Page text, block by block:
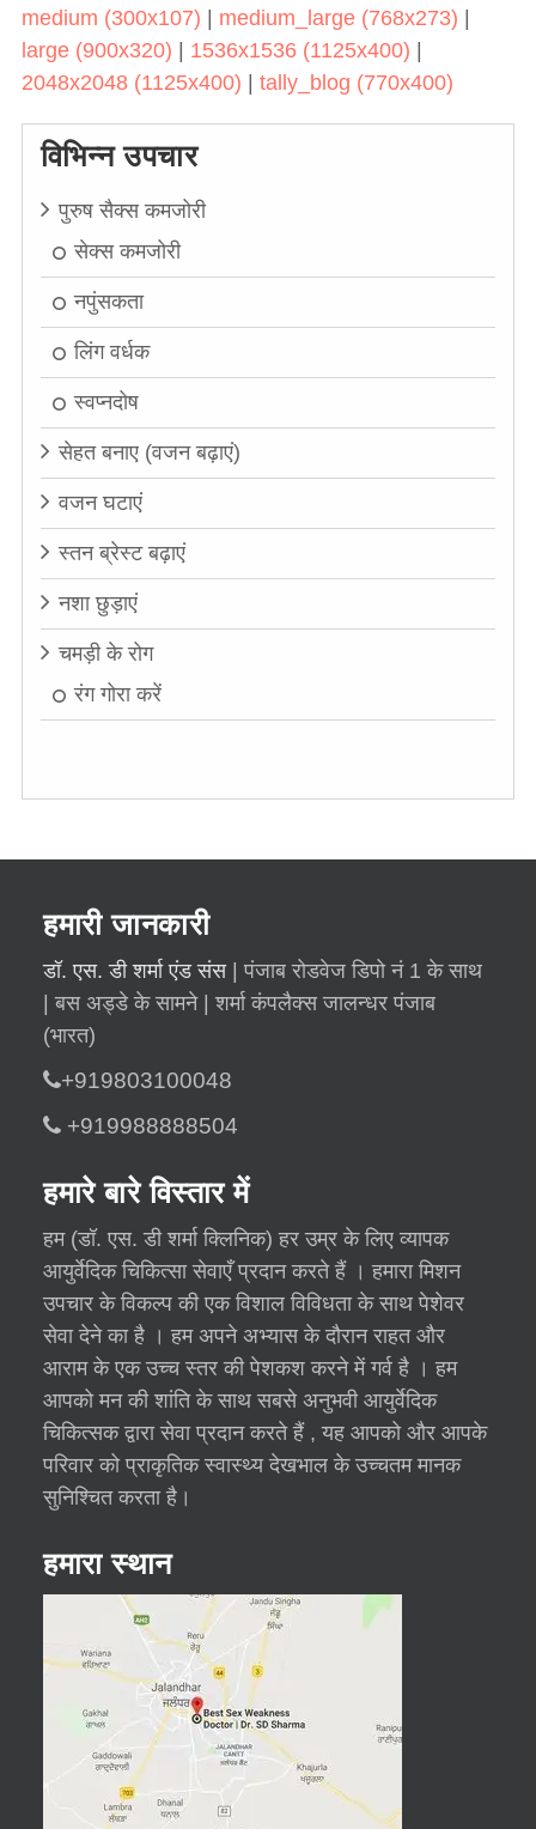
medium (300x107)
medium_large (768x273)
large (900x320)
1536x1536 (1125x400)
2048x2048 (1125x400)
tally_blog (770x400)
विभिन्न उपचार
पुरुष सैक्स कमजोरी
सेक्स कमजोरी
नपुंसकता
लिंग वर्धक
स्वप्नदोष
सेहत बनाए (वजन बढ़ाएं)
वजन घटाएं
स्तन ब्रेस्ट बढ़ाएं
नशा छुड़ाएं
चमड़ी के रोग
रंग गोरा करें
हमारी जानकारी
डॉ. एस. डी शर्मा एंड संस| पंजाब रोडवेज डिपो नं 1 के साथ
| बस अड्डे के सामने | शर्मा कंपलैक्स जालन्धर पंजाब
(भारत)
+919803100048
+919988888504
हमारे बारे विस्तार में
हम (डॉ. एस. डी शर्मा क्लिनिक) हर उम्र के लिए व्यापक
आयुर्वेदिक चिकित्सा सेवाएँ प्रदान करते हैं । हमारा मिशन
उपचार के विकल्प की एक विशाल विविधता के साथ पेशेवर
सेवा देने का है । हम अपने अभ्यास के दौरान राहत और
आराम के एक उच्च स्तर की पेशकश करने में गर्व है । हम
आपको मन की शांति के साथ सबसे अनुभवी आयुर्वेदिक
चिकित्सक द्वारा सेवा प्रदान करते हैं , यह आपको और आपके
परिवार को प्राकृतिक स्वास्थ्य देखभाल के उच्चतम मानक
सुनिश्चित करता है।
हमारा स्थान